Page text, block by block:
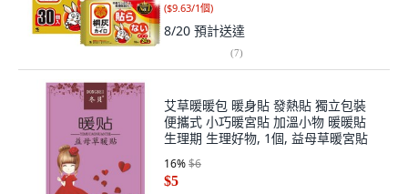
($9.63/1個)
8/20 預計送達
(7)
艾草暖暖包 暖身貼 發熱貼 獨立包裝
便攜式 小巧暖宮貼 加溫小物 暖暖貼
生理期 生理好物, 1個, 益母草暖宮貼
16%$6
$5